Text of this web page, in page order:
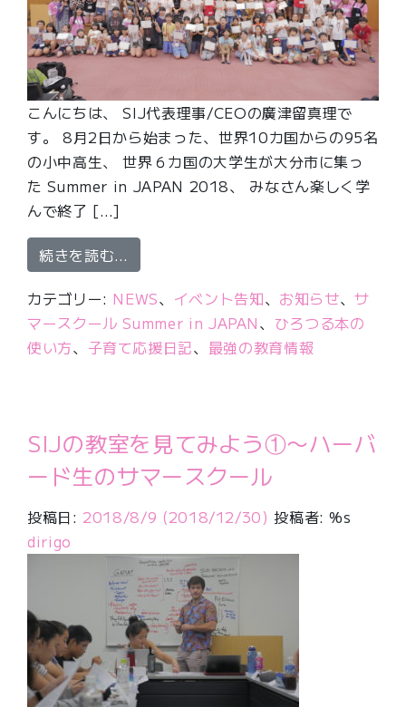
こんにちは、 SIJ代表理事/CEOの廣津留真理で
す。 8月2日から始まった、世界10カ国からの95名
の小中高生、 世界６カ国の大学生が大分市に集っ
た Summer in JAPAN 2018、 みなさん楽しく学
んで終了 […]
続きを読む…
カテゴリー: NEWS、 イベント告知、 お知らせ、サ
マースクール Summer in JAPAN、 ひろつる本の
使い方、 子育て応援日記、 最強の教育情報
SIJの教室を見てみよう①〜ハーバ
ード生のサマースクール
投稿日: 2018/8/9 (2018/12/30) 投稿者: %s
dirigo